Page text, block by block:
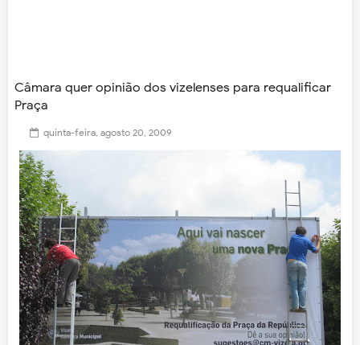
Câmara quer opinião dos vizelenses para requalificar
Praça
quinta-feira, agosto 20, 2009